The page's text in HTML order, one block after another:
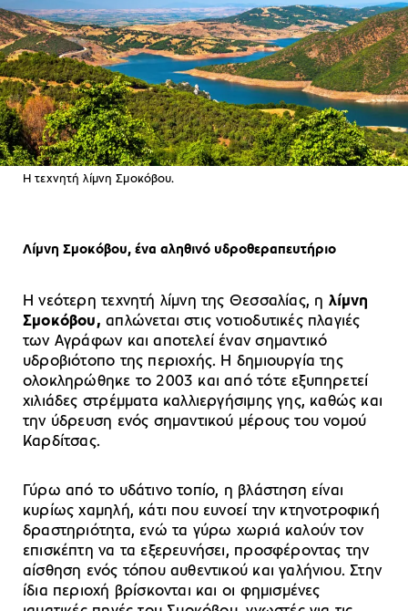
Η τεχνητή λίμνη Σμοκόβου.
Λίμνη Σμοκόβου, ένα αληθινό υδροθεραπευτήριο
Η νεότερη τεχνητή λίμνη της Θεσσαλίας, η λίμνη
Σμοκόβου, απλώνεται στις νοτιοδυτικές πλαγιές
των Αγράφων και αποτελεί έναν σημαντικό
υδροβιότοπο της περιοχής. Η δημιουργία της
ολοκληρώθηκε το 2003 και από τότε εξυπηρετεί
χιλιάδες στρέμματα καλλιεργήσιμης γης, καθώς και
την ύδρευση ενός σημαντικού μέρους του νομού
Καρδίτσας.
Γύρω από το υδάτινο τοπίο, η βλάστηση είναι
κυρίως χαμηλή, κάτι που ευνοεί την κτηνοτροφική
δραστηριότητα, ενώ τα γύρω χωριά καλούν τον
επισκέπτη να τα εξερευνήσει, προσφέροντας την
αίσθηση ενός τόπου αυθεντικού και γαλήνιου. Στην
ίδια περιοχή βρίσκονται και οι φημισμένες